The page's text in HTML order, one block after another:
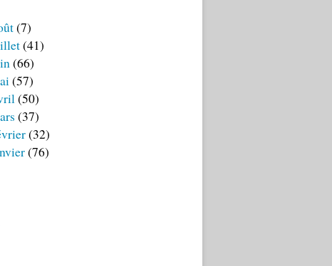
(7)
(41)
(66)
(57)
(50)
(37)
(32)
(76)